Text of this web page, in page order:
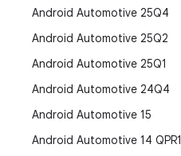
Android Automotive 25Q4
Android Automotive 25Q2
Android Automotive 25Q1
Android Automotive 24Q4
Android Automotive 15
Android Automotive 14 QPR1